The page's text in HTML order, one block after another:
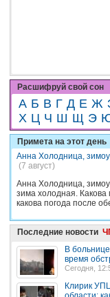
Расшифруй свой сон
А Б В Г Д Е Ж
Х Ц Ч Ш Щ Э
Примета на этот день
Анна Холодница,
(7 август)
Анна Холодница,
зима холодная. Какова
какова погода после
Последние новости
В
время
Сегодня,
Клирик